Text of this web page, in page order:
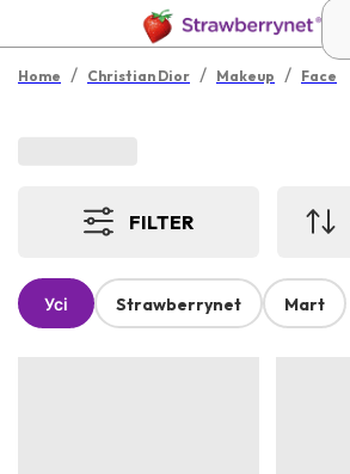
Home / Christian Dior / Makeup / Face
FILTER
Усі Strawberrynet Mart